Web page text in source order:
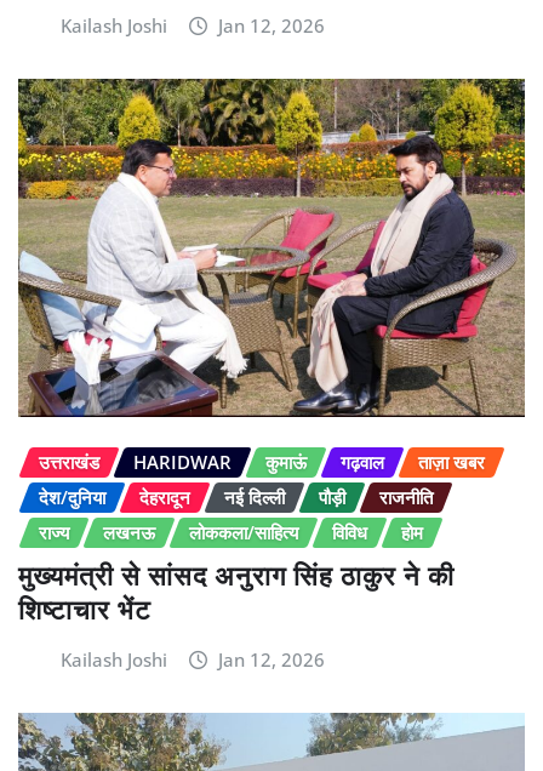
Kailash Joshi Jan 12, 2026
उत्तराखंड HARIDWAR कुमाऊं गढ़वाल
ताज़ा खबर
देश/दुनिया
देहरादून नई दिल्ली पौड़ी
राजनीति
राज्य
लखनऊ लोककला/साहित्य विविध होम
मुख्यमंत्री से सांसद अनुराग सिंह ठाकुर ने की
शिष्टाचार भेंट
Kailash Joshi Jan 12, 2026